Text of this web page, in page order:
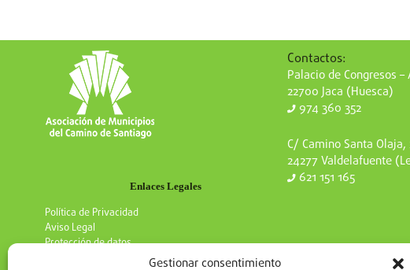
Gestionar consentimiento
Enlaces Legales
Política de Privacidad
Aviso Legal
Protección de datos
Contactos:
Palacio de Congresos –
22700 Jaca (Huesca)
974 360 352
C/ Camino Santa Olaja,
24277 Valdelafuente
621 151 165